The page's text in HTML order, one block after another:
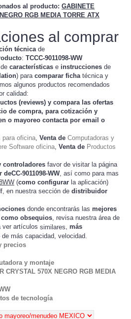
al producto: GABINETE
RGB MEDIA TORRE ATX
al comprar
técnica de
: TCCC-9011098-WW
de características e instrucciones de
) para comparar ficha técnica y
algunos productos recomendados
calidad:
(reviews) y compara las ofertas
de compra, para cotización y
o mayoreo contacta por email o
para oficina Venta de Computadoras y
Software oficina Venta de Productos
controladores favor de visitar la página
9011098-WW, así como para mas
(como configurar la aplicación)
en nuestra sección de distribuidor
donde encontrarás las mejores
obsequios, revisa nuestra área de
ver artículos similares, más
más capacidad, velocidad.
precios
y montaje
CRYSTAL 570X NEGRO RGB MEDIA
de tecnología